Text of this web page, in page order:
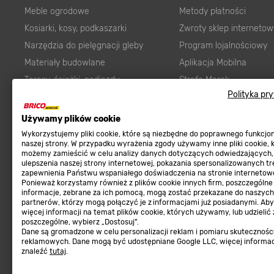
Polityka
Używamy plików cookie
Wykorzystujemy pliki cookie, które są niezbędne do poprawnego
naszej strony. W przypadku wyrażenia zgody używamy inne pliki cookie,
możemy zamieścić w celu analizy danych dotyczących odwiedzających,
ulepszenia naszej strony internetowej, pokazania spersonalizowanych
zapewnienia Państwu wspaniałego doświadczenia na stronie
Ponieważ korzystamy również z plików cookie innych firm, poszczególne
informacje, zebrane za ich pomocą, mogą zostać przekazane do naszych
partnerów, którzy mogą połączyć je z informacjami już posiadanymi.
więcej informacji na temat plików cookie, których używamy, lub udzielić
poszczególne, wybierz „Dostosuj”.
Dane są gromadzone w celu personalizacji reklam i pomiaru
reklamowych. Dane mogą być udostępniane Google LLC, więcej
znaleźć tutaj.
Meble ogrodowe
Kosiarki, kosy, podkaszarki
Narzędzia do pielęgnacji gleby
Materiały budowlane
Tarasy, ścieżki, podjazdy
Karma dla psa
Ogród
Farby wewnętrzne białe
Elektryka
Panele
Elektronarzędzia
Płytki
Panele podłogowe
Płyty OSB/HDF
Metody płatności
Zwroty sklep
Program lojalnościowy
Aplikacja Mobilna
Strefa Marek
Prawny obowiązek
zgodności towaru z
Program Brico PRO
Regulaminy
Polityka prywatności